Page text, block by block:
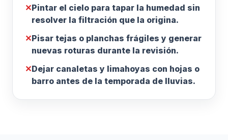
✕Pintar el cielo para tapar la humedad sin
resolver la filtración que la origina.
✕Pisar tejas o planchas frágiles y generar
nuevas roturas durante la revisión.
✕Dejar canaletas y limahoyas con hojas o
barro antes de la temporada de lluvias.